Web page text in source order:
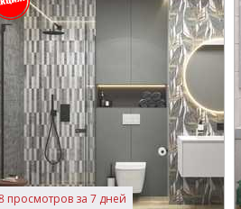
просмотров за 7 дней